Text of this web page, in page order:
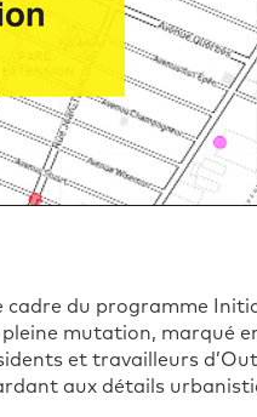
cadre du programme
mutation, marqué
et travailleurs
aux détails